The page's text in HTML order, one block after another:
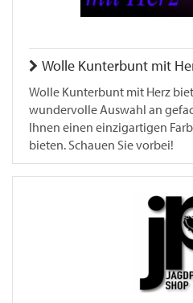
Wolle Kunterbunt mit
Wolle Kunterbunt mit Herz
wundervolle Auswahl an
Ihnen einen einzigartigen
bieten. Schauen Sie vorbei!